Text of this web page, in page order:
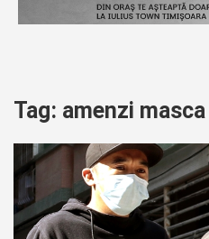
Tag: amenzi masca